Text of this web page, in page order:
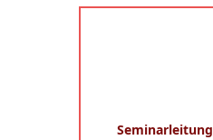
Seminarleitung